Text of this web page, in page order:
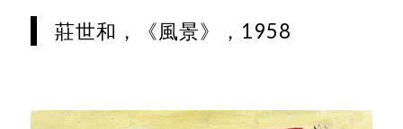
莊世和，《風景》，1958